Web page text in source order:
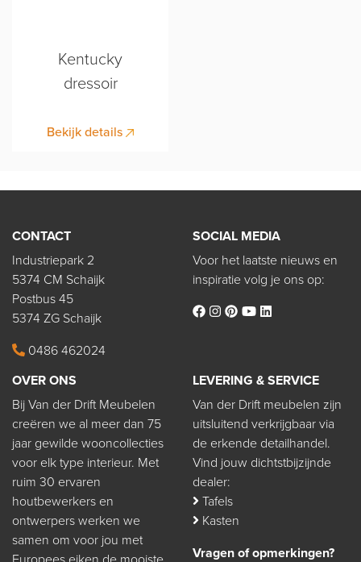
Kentucky
dressoir
Bekijk details
CONTACT
Industriepark 2
5374 CM Schaijk
Postbus 45
5374 ZG Schaijk
0486 462024
SOCIAL MEDIA
Voor het laatste nieuws en
inspiratie volg je ons op:
OVER ONS
Bij Van der Drift Meubelen
creëren we al meer dan 75
jaar gewilde wooncollecties
voor elk type interieur. Met
ruim 30 ervaren
houtbewerkers en
ontwerpers werken we
samen om voor jou met
LEVERING & SERVICE
Van der Drift meubelen zijn
uitsluitend verkrijgbaar via
de erkende detailhandel.
Vind jouw dichtstbijzijnde
dealer:
Tafels
Kasten
Vragen of opmerkingen?